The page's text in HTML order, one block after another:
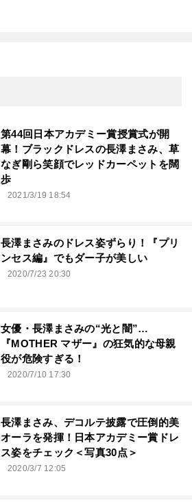
第44回⽇本アカデミー賞授賞式が開
幕！ブラックドレスの長澤まさみ、草
なぎ剛ら笑顔でレッドカーペットを闊
歩
2021/3/19 18:54
長澤まさみのドレス姿ずらり！『プリ
ンセス編』でもダー子が美しい
2020/7/23 20:30
女優・長澤まさみの“光と闇”…
『MOTHER マザー』の狂気的な母親
役が危険すぎる！
2020/7/10 17:30
長澤まさみ、デコルテ披露で圧倒的美
オーラを発揮！日本アカデミー賞ドレ
ス姿をチェック＜写真30点＞
2020/3/7 12:05